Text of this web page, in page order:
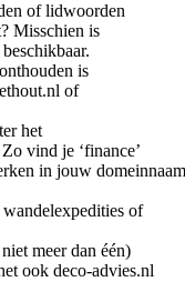
of lidwoorden
Misschien is
is
of
het
vind je ‘finance’
in jouw
of
meer dan één)
ook deco-advies.nl